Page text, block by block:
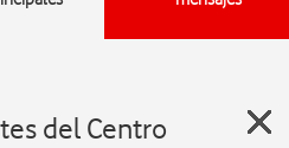
del Centro